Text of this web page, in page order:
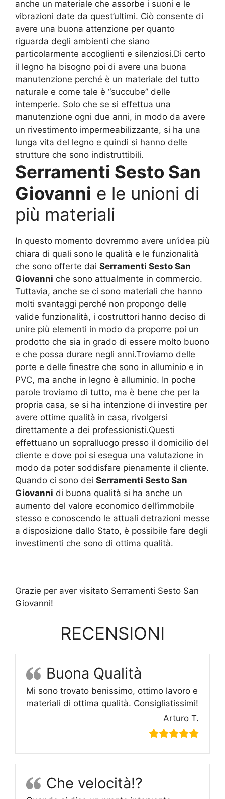
anche un materiale che assorbe i suoni e le
vibrazioni date da quest’ultimi. Ciò consente di
avere una buona attenzione per quanto
riguarda degli ambienti che siano
particolarmente accoglienti e silenziosi.Di certo
il legno ha bisogno poi di avere una buona
manutenzione perché è un materiale del tutto
naturale e come tale è “succube” delle
intemperie. Solo che se si effettua una
manutenzione ogni due anni, in modo da avere
un rivestimento impermeabilizzante, si ha una
lunga vita del legno e quindi si hanno delle
strutture che sono indistruttibili.
Serramenti Sesto San
Giovanni e le unioni di
più materiali
In questo momento dovremmo avere un’idea più
chiara di quali sono le qualità e le funzionalità
che sono offerte dai Serramenti Sesto San
Giovanni che sono attualmente in commercio.
Tuttavia, anche se ci sono materiali che hanno
molti svantaggi perché non propongo delle
valide funzionalità, i costruttori hanno deciso di
unire più elementi in modo da proporre poi un
prodotto che sia in grado di essere molto buono
e che possa durare negli anni.Troviamo delle
porte e delle finestre che sono in alluminio e in
PVC, ma anche in legno è alluminio. In poche
parole troviamo di tutto, ma è bene che per la
propria casa, se si ha intenzione di investire per
avere ottime qualità in casa, rivolgersi
direttamente a dei professionisti.Questi
effettuano un sopralluogo presso il domicilio del
cliente e dove poi si esegua una valutazione in
modo da poter soddisfare pienamente il cliente.
Quando ci sono dei Serramenti Sesto San
Giovanni di buona qualità si ha anche un
aumento del valore economico dell’immobile
stesso e conoscendo le attuali detrazioni messe
a disposizione dallo Stato, è possibile fare degli
investimenti che sono di ottima qualità.
Grazie per aver visitato Serramenti Sesto San
Giovanni!
RECENSIONI
Buona Qualità
Mi sono trovato benissimo, ottimo lavoro e
materiali di ottima qualità. Consigliatissimi!
Arturo T.
Che velocità!?